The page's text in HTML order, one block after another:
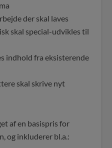
der skal laves
skal special-udvikles til
indhold fra eksisterende
skal skrive nyt
af en basispris for
og inkluderer bl.a.: